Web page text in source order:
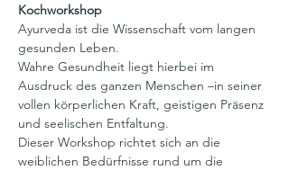
Kochworkshop
Ayurveda ist die Wissenschaft vom langen
gesunden Leben.
Wahre Gesundheit liegt hierbei im
Ausdruck des ganzen Menschen –in seiner
vollen körperlichen Kraft, geistigen Präsenz
und seelischen Entfaltung.
Dieser Workshop richtet sich an die
weiblichen Bedürfnisse rund um die